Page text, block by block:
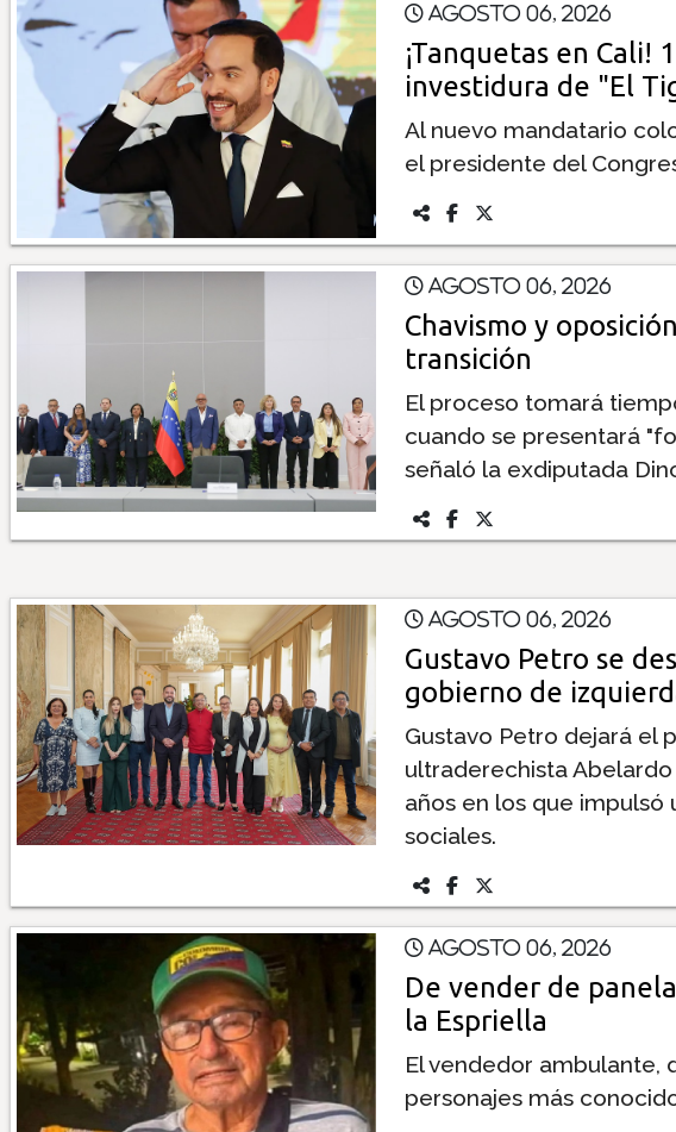
Agosto 06, 2026
¡Tanquetas en Cali!
investidura de "El
Al nuevo mandatario
el presidente del
Agosto 06, 2026
Chavismo y
transición
El proceso tomará
cuando se presentará
señaló la exdiputada
Agosto 06, 2026
Gustavo Petro se
gobierno de
Gustavo Petro dejará el
ultraderechista
años en los que
sociales.
Agosto 06, 2026
De vender de
la Espriella
El vendedor ambulante,
personajes más